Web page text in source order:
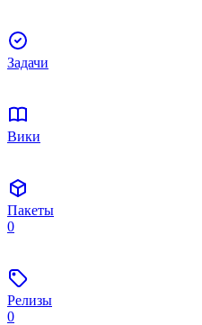
Задачи
Вики
Пакеты
0
Релизы
0